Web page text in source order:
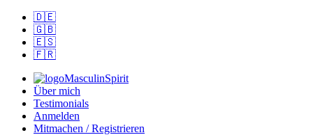
🇩🇪
🇬🇧
🇪🇸
🇫🇷
MasculinSpirit
Über mich
Testimonials
Anmelden
Mitmachen / Registrieren